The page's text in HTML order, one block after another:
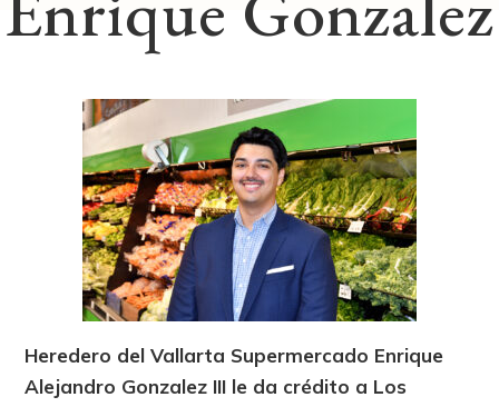
Heredero del Vallarta Supermercado Enrique
Alejandro Gonzalez III le da crédito a Los